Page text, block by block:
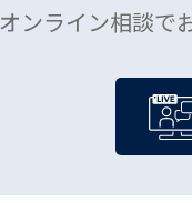
オンライン相談で